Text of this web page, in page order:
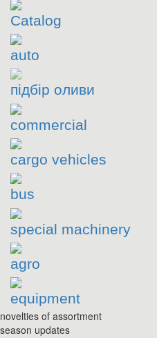
Catalog
auto
підбір оливи
commercial
cargo vehicles
bus
special machinery
agro
equipment
novelties of assortment
season updates